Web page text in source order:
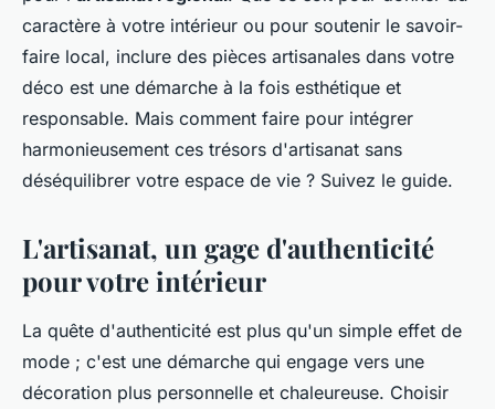
caractère à votre intérieur ou pour soutenir le savoir-
faire local, inclure des pièces artisanales dans votre
déco est une démarche à la fois esthétique et
responsable. Mais comment faire pour intégrer
harmonieusement ces trésors d'artisanat sans
déséquilibrer votre espace de vie ? Suivez le guide.
L'artisanat, un gage d'authenticité
pour votre intérieur
La quête d'authenticité est plus qu'un simple effet de
mode ; c'est une démarche qui engage vers une
décoration plus personnelle et chaleureuse. Choisir